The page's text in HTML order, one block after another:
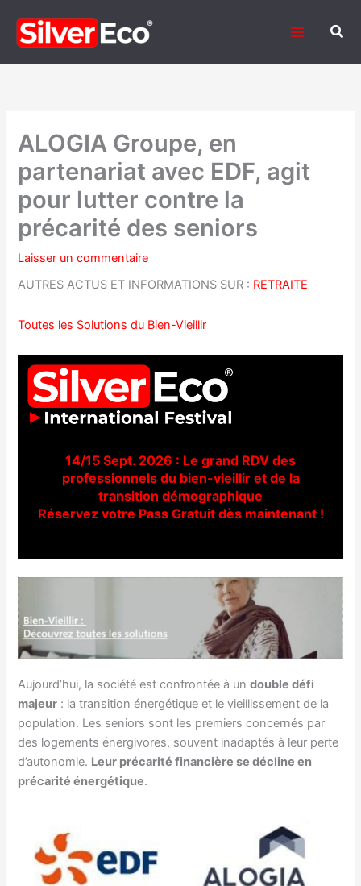
contenu
ALOGIA Groupe, en
partenariat avec EDF, agit
pour lutter contre la
précarité des seniors
Laisser un commentaire
AUTRES ACTUS ET INFORMATIONS SUR : RETRAITE
Toutes les Solutions du Bien-Vieillir
14/15 Sept. 2026 : Le grand RDV des
professionnels du bien-vieillir et de la
transition démographique
Réservez votre Pass Gratuit dès maintenant !
Aujourd’hui, la société est confrontée à undouble défi
majeur : la transition énergétique et le vieillissement de la
population. Les seniors sont les premiers concernés par
des logements énergivores, souvent inadaptés à leur perte
d’autonomie. Leur précarité financière se décline en
précarité énergétique.